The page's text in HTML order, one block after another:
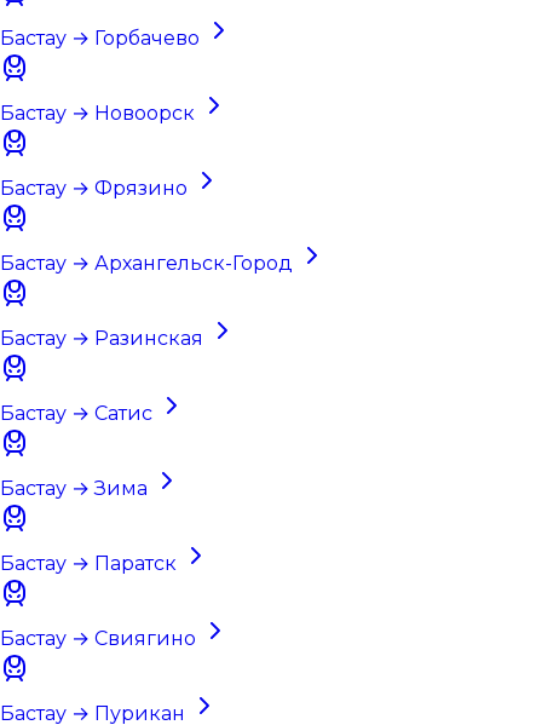
Бастау → Горбачево
Бастау → Новоорск
Бастау → Фрязино
Бастау → Архангельск-Город
Бастау → Разинская
Бастау → Сатис
Бастау → Зима
Бастау → Паратск
Бастау → Свиягино
Бастау → Пурикан